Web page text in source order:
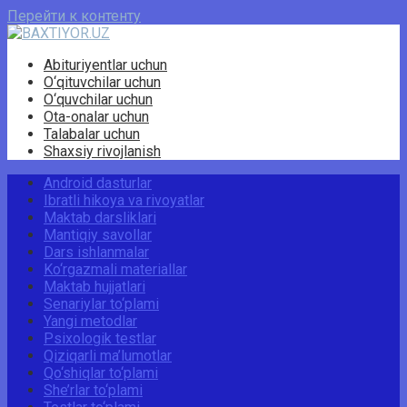
Перейти к контенту
Abituriyentlar uchun
O‘qituvchilar uchun
O‘quvchilar uchun
Ota-onalar uchun
Talabalar uchun
Shaxsiy rivojlanish
Android dasturlar
Ibratli hikoya va rivoyatlar
Maktab darsliklari
Mantiqiy savollar
Dars ishlanmalar
Ko‘rgazmali materiallar
Maktab hujjatlari
Senariylar to‘plami
Yangi metodlar
Psixologik testlar
Qiziqarli ma’lumotlar
Qo‘shiqlar to‘plami
She’rlar to‘plami